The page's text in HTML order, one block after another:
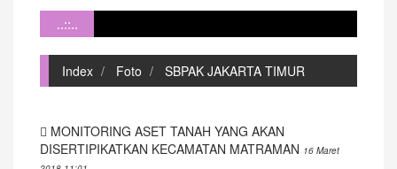
..::..
Index Foto SBPAK JAKARTA TIMUR
MONITORING ASET TANAH YANG AKAN
DISERTIPIKATKAN KECAMATAN MATRAMAN 16 Maret